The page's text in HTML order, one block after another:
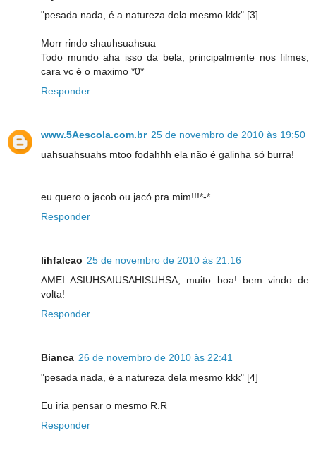
"pesada nada, é a natureza dela mesmo kkk" [3]
Morr rindo shauhsuahsua
Todo mundo aha isso da bela, principalmente nos filmes,
cara vc é o maximo *0*
Responder
www.5Aescola.com.br 25 de novembro de 2010 às 19:50
uahsuahsuahs mtoo fodahhh ela não é galinha só burra!
eu quero o jacob ou jacó pra mim!!!*-*
Responder
lihfalcao 25 de novembro de 2010 às 21:16
AMEI ASIUHSAIUSAHISUHSA, muito boa! bem vindo de
volta!
Responder
Bianca 26 de novembro de 2010 às 22:41
"pesada nada, é a natureza dela mesmo kkk" [4]
Eu iria pensar o mesmo R.R
Responder